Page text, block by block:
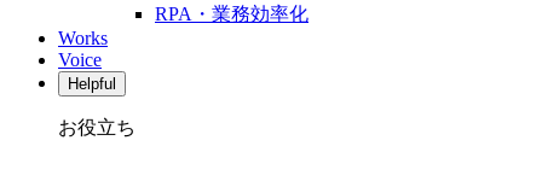
RPA・業務効率化
Works
Voice
Helpful
お役立ち